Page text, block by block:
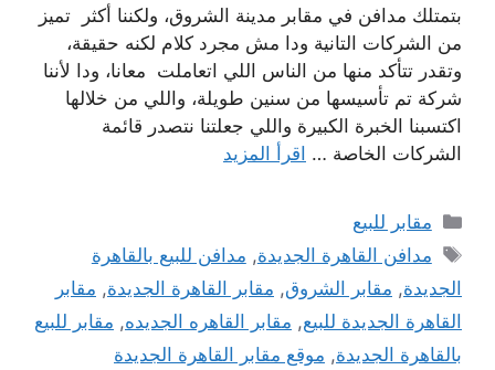
بتمتلك مدافن في مقابر مدينة الشروق، ولكننا أكثر تميز
من الشركات التانية ودا مش مجرد كلام لكنه حقيقة،
وتقدر تتأكد منها من الناس اللي اتعاملت معانا، ودا لأننا
شركة تم تأسيسها من سنين طويلة، واللي من خلالها
اكتسبنا الخبرة الكبيرة واللي جعلتنا نتصدر قائمة
الشركات الخاصة … اقرأ المزيد
التصنيفات
مقابر للبيع
الوسوم
مدافن القاهرة الجديدة, مدافن للبيع بالقاهرة
الجديدة, مقابر الشروق, مقابر القاهرة الجديدة, مقابر
القاهرة الجديدة للبيع, مقابر القاهره الجديده, مقابر للبيع
بالقاهرة الجديدة, موقع مقابر القاهرة الجديدة